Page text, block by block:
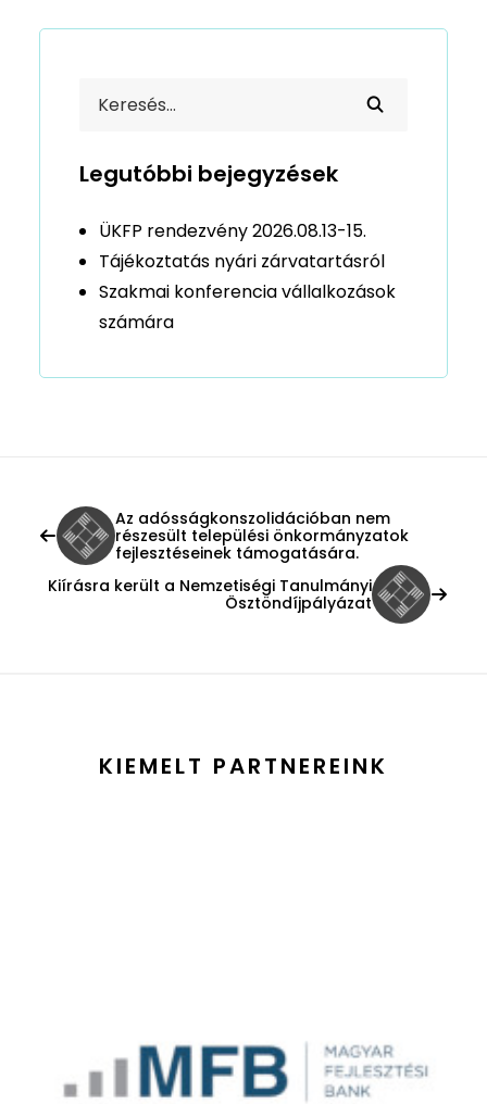
Legutóbbi bejegyzések
ÜKFP rendezvény 2026.08.13-15.
Tájékoztatás nyári zárvatartásról
Szakmai konferencia vállalkozások
számára
Az adósságkonszolidációban nem
részesült települési önkormányzatok
fejlesztéseinek támogatására.
Kiírásra került a Nemzetiségi Tanulmányi
Ösztöndíjpályázat
KIEMELT PARTNEREINK